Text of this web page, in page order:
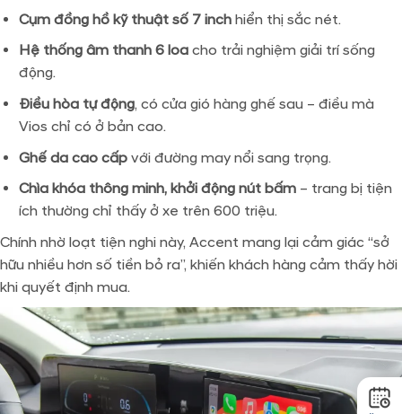
Cụm đồng hồ kỹ thuật số 7 inchhiển thị sắc nét.
Hệ thống âm thanh 6 loacho trải nghiệm giải trí sống
động.
Điều hòa tự động, có cửa gió hàng ghế sau – điều mà
Vios chỉ có ở bản cao.
Ghế da cao cấpvới đường may nổi sang trọng.
Chìa khóa thông minh, khởi động nút bấm– trang bị tiện
ích thường chỉ thấy ở xe trên 600 triệu.
Chính nhờ loạt tiện nghi này, Accent mang lại cảm giác “sở
hữu nhiều hơn số tiền bỏ ra”, khiến khách hàng cảm thấy hời
khi quyết định mua.